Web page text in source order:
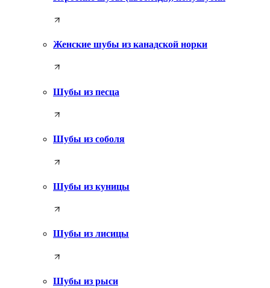
Женские шубы из канадской норки
Шубы из песца
Шубы из соболя
Шубы из куницы
Шубы из лисицы
Шубы из рыси